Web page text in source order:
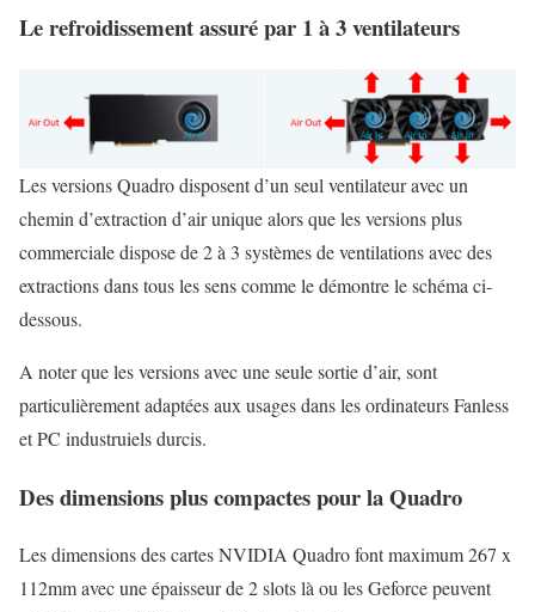
Le refroidissement assuré par 1 à 3 ventilateurs
Les versions Quadro disposent d’un seul ventilateur avec un
chemin d’extraction d’air unique alors que les versions plus
commerciale dispose de 2 à 3 systèmes de ventilations avec des
extractions dans tous les sens comme le démontre le schéma ci-
dessous.
A noter que les versions avec une seule sortie d’air, sont
particulièrement adaptées aux usages dans les ordinateurs Fanless
et PC industruiels durcis.
Des dimensions plus compactes pour la Quadro
Les dimensions des cartes NVIDIA Quadro font maximum 267 x
112mm avec une épaisseur de 2 slots là ou les Geforce peuvent